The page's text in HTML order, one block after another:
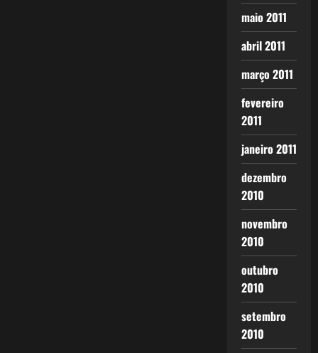
maio 2011
abril 2011
março 2011
fevereiro
2011
janeiro 2011
dezembro
2010
novembro
2010
outubro
2010
setembro
2010